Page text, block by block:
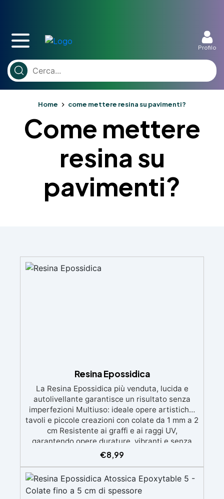
Profilo
Home come mettere resina su pavimenti?
Come mettere
resina su
pavimenti?
Resina Epossidica
La Resina Epossidica più venduta, lucida e
autolivellante garantisce un risultato senza
imperfezioni Multiuso: ideale opere artistiche,
tavoli e piccole creazioni con colate da 1 mm a 2
cm Resistente ai graffi e ai raggi UV,
garantendo opere durature, vibranti e senza
ingiallimenti nel tempo Bassa viscosità e
formula anti-bolle per risultati impeccabili,
Certificata Atossica post catalisi per contatto
con la pelle, BPA free e VoC Free
€8,99